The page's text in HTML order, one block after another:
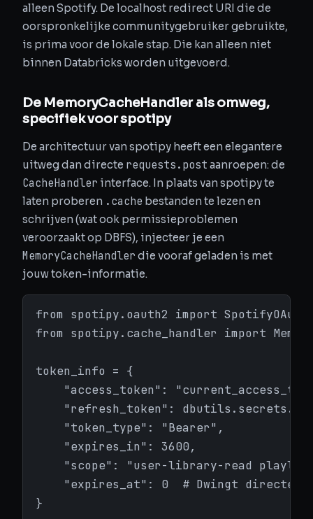
alleen Spotify. De localhost redirect URI die de
oorspronkelijke communitygebruiker gebruikte,
is prima voor de lokale stap. Die kan alleen niet
binnen Databricks worden uitgevoerd.
De MemoryCacheHandler als omweg,
specifiek voor spotipy
De architectuur van spotipy heeft een elegantere
uitweg dan directe requests.post aanroepen: de
CacheHandler interface. In plaats van spotipy te
laten proberen .cache bestanden te lezen en
schrijven (wat ook permissieproblemen
veroorzaakt op DBFS), injecteer je een
MemoryCacheHandler die vooraf geladen is met
jouw token-informatie.
from spotipy.oauth2 import SpotifyOAuth
from spotipy.cache_handler import
token_info = {
"access_token":
"refresh_token":
    "token_type": "Bearer",
    "expires_in": 3600,
"scope": "user-library-read
"expires_at": 0  # Dwingt directe
}